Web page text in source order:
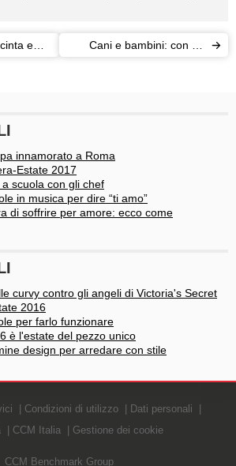
e
Cani e bambini: con un
innamorato a Roma
Estate 2017
scuola con gli chef
in musica per dire “ti amo”
di soffrire per amore: ecco come
curvy contro gli angeli di Victoria's Secret
2016
per farlo funzionare
è l'estate del pezzo unico
design per arredare con stile
Condizioni di utilizzo
Dati personali
CCM Italia Gestione dei cookie
CCM Benchmark Group